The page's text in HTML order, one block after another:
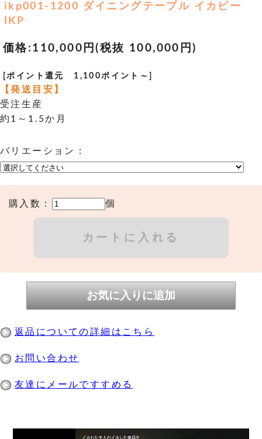
ikp001-1200 ダイニングテーブル イカピー
IKP
価格: 110,000円(税抜 100,000円)
[ポイント還元 1,100ポイント～]
【発送目安】
受注生産
約1～1.5か月
バリエーション：
購入数： 個
返品についての詳細はこちら
お問い合わせ
友達にメールですすめる